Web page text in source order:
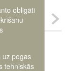
obligāti
uz pogas
tehniskās